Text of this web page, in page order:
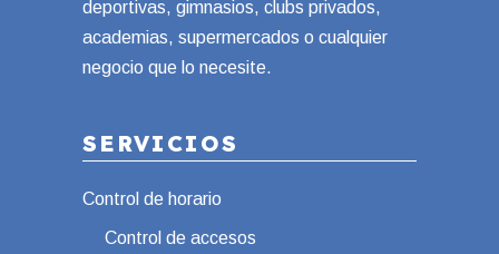
deportivas, gimnasios, clubs privados,
academias, supermercados o cualquier
negocio que lo necesite.
SERVICIOS
Control de horario
Control de accesos